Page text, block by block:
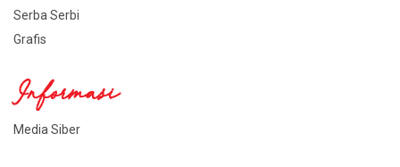
Serba Serbi
Grafis
Informasi
Media Siber